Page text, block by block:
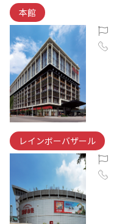
本館
レインボーバザール